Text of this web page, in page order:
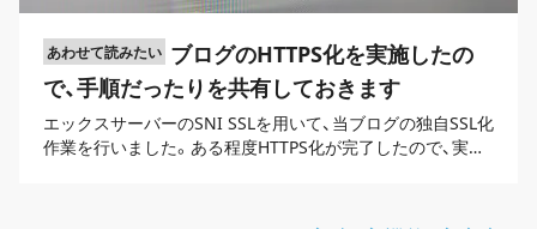
ブログのHTTPS化を実施したの
で、手順だったりを共有しておきます
エックスサーバーのSNI SSLを用いて、当ブログの独自SSL化
作業を行いました。ある程度HTTPS化が完了したので、実施